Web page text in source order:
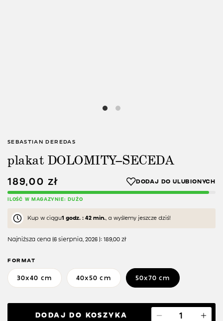
SEBASTIAN DEREDAS
plakat DOLOMITY–SECEDA
189,00 zł
ILOŚĆ W MAGAZYNIE: DUŻO
Kup w ciągu1 godz. : 42 min. , a wyślemy jeszcze dziś!
Najniższa cena (6 sierpnia, 2026 ): 189,00 zł
FORMAT
30x40 cm 40x50 cm 50x70 cm
DODAJ DO KOSZYKA